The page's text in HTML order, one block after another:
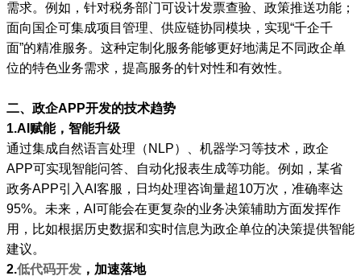
需求。例如，针对税务部门可设计发票查验、政策推送功能；
面向国企可集成项目管理、供应链协同模块，实现“千企千
面”的精准服务。这种定制化服务能够更好地满足不同政企单
位的特色业务需求，提高服务的针对性和有效性。
二、政企APP开发的技术趋势
1.AI赋能，智能升级
通过集成自然语言处理（NLP）、机器学习等技术，政企
APP可实现智能问答、自动化报表生成等功能。例如，某省
政务APP引入AI客服，日均处理咨询量超10万次，准确率达
95%。未来，AI可能会在更复杂的业务决策辅助方面发挥作
用，比如根据历史数据和实时信息为政企单位的决策提供智能
建议。
2.低代码开发 ，加速落地